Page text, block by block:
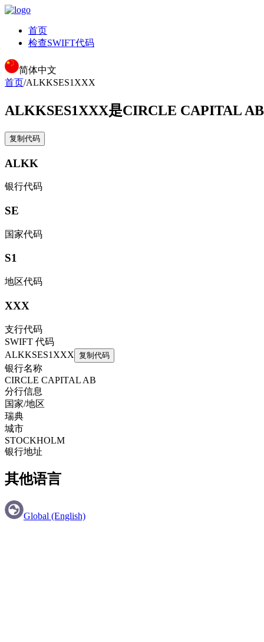
首页
检查SWIFT代码
简体中文
首页/ALKKSES1XXX
ALKKSES1XXX是CIRCLE CAPITAL
复制代码
ALKK
银行代码
SE
国家代码
S1
地区代码
XXX
支行代码
SWIFT 代码
ALKKSES1XXX 复制代码
银行名称
CIRCLE CAPITAL AB
分行信息
国家/地区
瑞典
城市
STOCKHOLM
银行地址
其他语言
Global (English)